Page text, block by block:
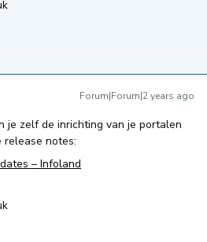
Forum|Forum|2 years ago
je zelf de inrichting van je portalen
release notes:
– Infoland